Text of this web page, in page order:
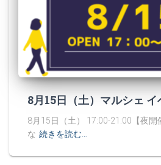
8月15日（土）マルシェ
8月15日（土） 17:00-21:00【夜
な 続きを読む…